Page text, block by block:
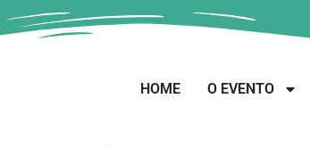
HOME O EVENTO